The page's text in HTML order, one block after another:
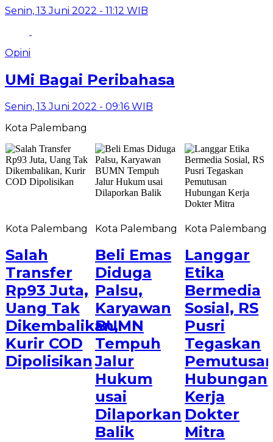
Senin, 13 Juni 2022 - 11:12 WIB
Opini
UMi Bagai Peribahasa
Senin, 13 Juni 2022 - 09:16 WIB
Kota Palembang
Kota Palembang
Salah
Transfer
Rp93 Juta,
Uang Tak
Dikembalikan,
Kurir COD
Dipolisikan
Kota Palembang
Beli Emas
Diduga
Palsu,
Karyawan
BUMN
Tempuh
Jalur
Hukum
usai
Dilaporkan
Balik
Kota Palembang
Langgar
Etika
Bermedia
Sosial, RS
Pusri
Tegaskan
Hubungan
Kerja
Dokter
Mitra